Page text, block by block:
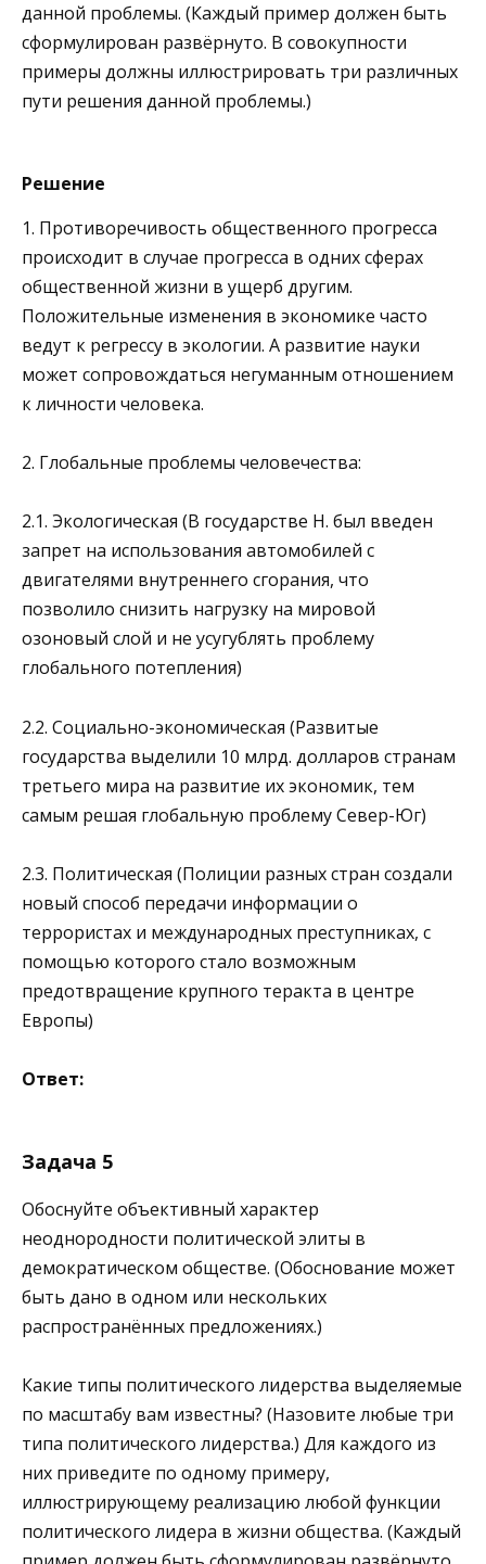
данной проблемы. (Каждый пример должен быть
сформулирован развёрнуто. В совокупности
примеры должны иллюстрировать три различных
пути решения данной проблемы.)
Решение
1. Противоречивость общественного прогресса
происходит в случае прогресса в одних сферах
общественной жизни в ущерб другим.
Положительные изменения в экономике часто
ведут к регрессу в экологии. А развитие науки
может сопровождаться негуманным отношением
к личности человека.
2. Глобальные проблемы человечества:
2.1. Экологическая (В государстве Н. был введен
запрет на использования автомобилей с
двигателями внутреннего сгорания, что
позволило снизить нагрузку на мировой
озоновый слой и не усугублять проблему
глобального потепления)
2.2. Социально-экономическая (Развитые
государства выделили 10 млрд. долларов странам
третьего мира на развитие их экономик, тем
самым решая глобальную проблему Север-Юг)
2.3. Политическая (Полиции разных стран создали
новый способ передачи информации о
террористах и международных преступниках, с
помощью которого стало возможным
предотвращение крупного теракта в центре
Европы)
Ответ:
Задача 5
Обоснуйте объективный характер
неоднородности политической элиты в
демократическом обществе. (Обоснование может
быть дано в одном или нескольких
распространённых предложениях.)
Какие типы политического лидерства выделяемые
по масштабу вам известны? (Назовите любые три
типа политического лидерства.) Для каждого из
них приведите по одному примеру,
иллюстрирующему реализацию любой функции
политического лидера в жизни общества. (Каждый